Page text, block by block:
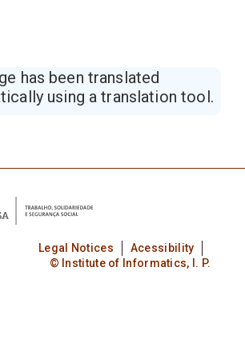
has been translated
using a translation tool.
Legal Notices
Acessibility
© Institute of Informatics, I. P.